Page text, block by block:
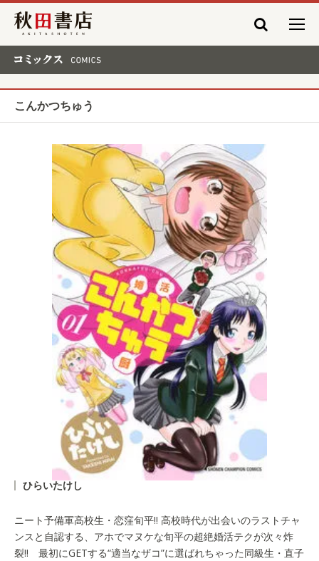
秋田書店
こんかつちゅう
ひらいたけし
ニート予備軍高校生・恋窪旬平!! 高校時代が出会いのラストチャ
ンスと自認する、アホでマヌケな旬平の超絶婚活テクが次々炸
裂!! 最初にGETする“適当なザコ”に選ばれちゃった同級生・直子